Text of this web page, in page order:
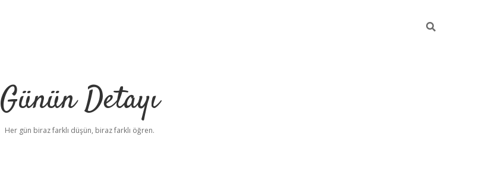
Günün Detayı
Her gün biraz farklı düşün, biraz farklı öğren.